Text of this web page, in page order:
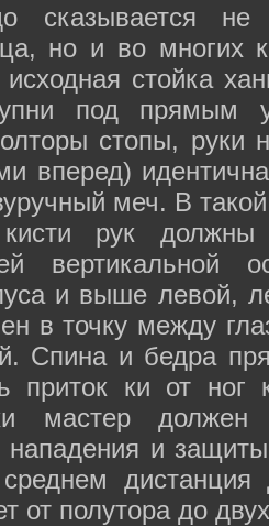
сказывается не
но и во многих
стойка
под прямым
стопы, руки
вперед)
меч. В
кисти рук
и выше левой,
в точку между
Спина и бедра
приток ки от
мастер должен
и
от полутора до